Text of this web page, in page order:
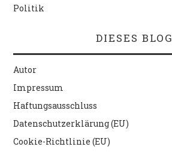
Politik
DIESES BLOG
Autor
Impressum
Haftungsausschluss
Datenschutzerklärung (EU)
Cookie-Richtlinie (EU)